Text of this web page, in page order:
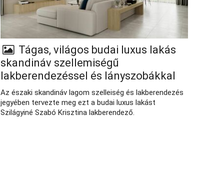
Tágas, világos budai luxus lakás
skandináv szellemiségű
lakberendezéssel és lányszobákkal
Az északi skandináv lagom szelleiség és lakberendezés
jegyében tervezte meg ezt a budai luxus lakást
Szilágyiné Szabó Krisztina lakberendező.